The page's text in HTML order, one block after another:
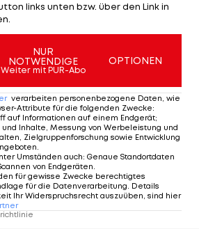
als Kacavenda noch für
im Sommer 2022 war jedoch
nach dem Wechsel von
Zagreb, der zunächst
musste er im Herbst 2023 ein
operiert werden.
25 absolvierte Kacavenda 32
sechs davon in derUEFA
. Meist kam der offensive
auch auf den Flügeln zum
links unten bzw. über den Link in
NUR
NOTWENDIGE
Weiter mit PUR-Abo
OPTIONEN
verarbeiten personenbezogene Daten, wie
Attribute für die folgenden Zwecke:
auf Informationen auf einem Endgerät;
Inhalte, Messung von Werbeleistung und
Zielgruppenforschung sowie Entwicklung
.
Umständen auch: Genaue Standortdaten
von Endgeräten.
für gewisse Zwecke berechtigtes
für die Datenverarbeitung. Details
Ihr Widerspruchsrecht auszuüben, sind hier